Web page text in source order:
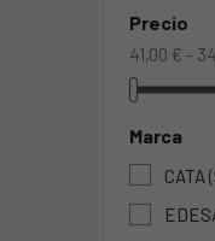
Precio
41,00 € -
Marca
CATA